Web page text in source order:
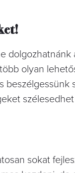
olyan
sokat